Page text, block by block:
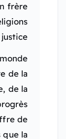
frère
de la
de la
de
que la